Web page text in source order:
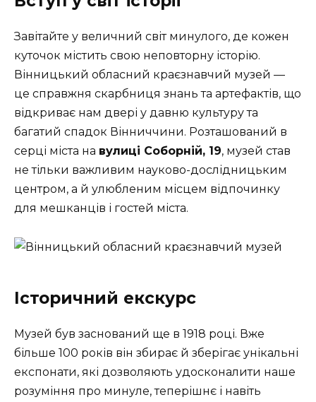
Завітайте у величний світ минулого, де кожен
куточок містить свою неповторну історію.
Вінницький обласний краєзнавчий музей —
це справжня скарбниця знань та артефактів, що
відкриває нам двері у давню культуру та
багатий спадок Вінниччини. Розташований в
серці міста на вулиці Соборній, 19, музей став
не тільки важливим науково-дослідницьким
центром, а й улюбленим місцем відпочинку
для мешканців і гостей міста.
Історичний екскурс
Музей був заснований ще в 1918 році. Вже
більше 100 років він збирає й зберігає унікальні
експонати, які дозволяють удосконалити наше
розуміння про минуле, теперішнє і навіть